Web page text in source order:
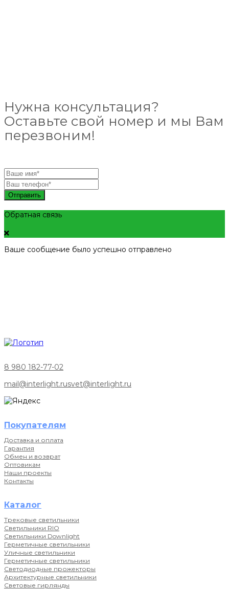
Нужна консультация?
Оставьте свой номер и мы Вам
перезвоним!
Отправить
Обратная связь
Ваше сообщение было успешно отправлено
8 980 182-77-02
mail@interlight.rusvet@interlight.ru
Покупателям
Доставка и оплата
Гарантия
Обмен и возврат
Оптовикам
Наши проекты
Контакты
Каталог
Трековые светильники
Светильники RIO
Светильники Downlight
Герметичные светильники
Уличные светильники
Герметичные светильники
Светодиодные прожекторы
Архитектурные светильники
Световые гирлянды